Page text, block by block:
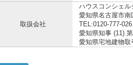
取扱会社
ハウスコンシェ
愛知県名古屋市南
TEL:0120-777-026
愛知県知事 (11)
愛知県宅地建物取